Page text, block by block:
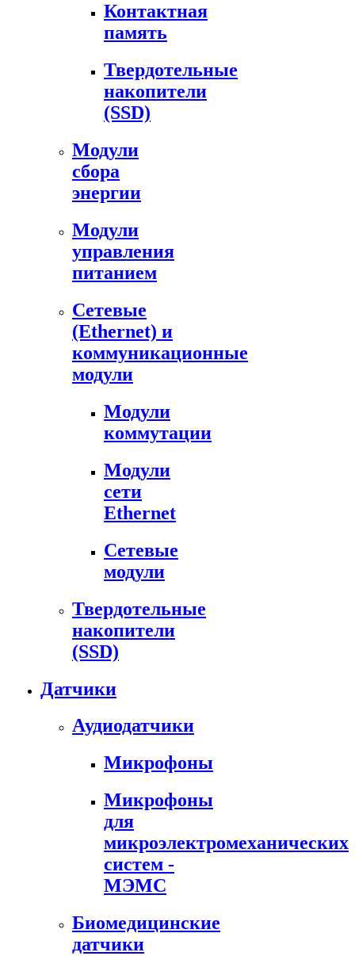
Контактная
память
Твердотельные
накопители
(SSD)
Модули
сбора
энергии
Модули
управления
питанием
Сетевые
(Ethernet) и
коммуникационные
модули
Модули
коммутации
Модули
сети
Ethernet
Сетевые
модули
Твердотельные
накопители
(SSD)
Датчики
Аудиодатчики
Микрофоны
Микрофоны
для
микроэлектромеханических
систем -
МЭМС
Биомедицинские
датчики